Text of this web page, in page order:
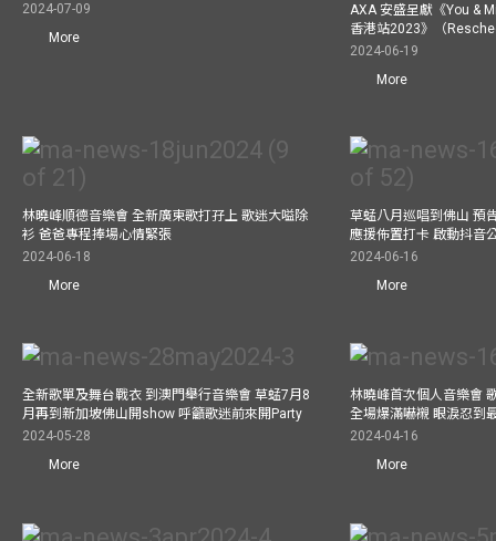
2024-07-09
More
AXA 安盛呈獻《You &
香港站2023》（
2024-06-19
More
林曉峰順德音樂會 全新廣東歌打孖上 歌迷大嗌除
衫 爸爸專程捧場心情緊張
2024-06-18
More
草蜢八月巡唱到佛山 預
應援佈置打卡 啟動抖音
2024-06-16
More
全新歌單及舞台戰衣 到澳門舉行音樂會 草蜢7月8
月再到新加坡佛山開show 呼籲歌迷前來開Party
2024-05-28
More
林曉峰首次個人音樂會
全場爆滿嚇襯 眼淚忍到
2024-04-16
More